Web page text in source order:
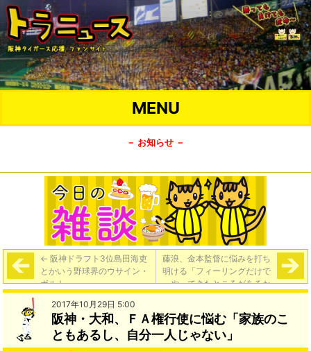
MENU
－ お知らせ －
← 阪神ドラフト3位島田海吏
とかいう野球界のウサイン・
ボルト
藤浪、金本監督に悩みを打ち
明ける「フィーリングだけで
やってきたところがあるか
ら、それがわからない、思い
裏付けをもちなさい」→
2017年10月29日 5:00
阪神・大和、ＦＡ権行使に悩む「家族のこ
ともあるし、自分一人じゃない」